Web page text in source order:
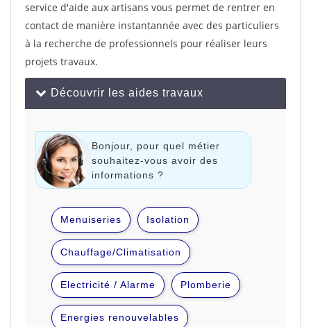
service d'aide aux artisans vous permet de rentrer en
contact de manière instantannée avec des particuliers
à la recherche de professionnels pour réaliser leurs
projets travaux.